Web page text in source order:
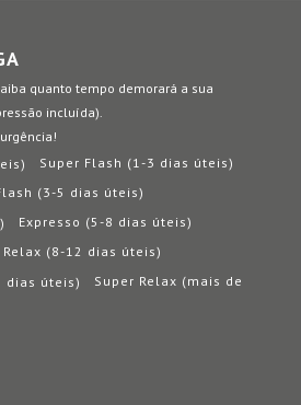
quanto tempo demorará a sua
incluída).
Super Flash (1-3 dias úteis)
(3-5 dias úteis)
Expresso (5-8 dias úteis)
Relax (8-12 dias úteis)
Super Relax (mais de